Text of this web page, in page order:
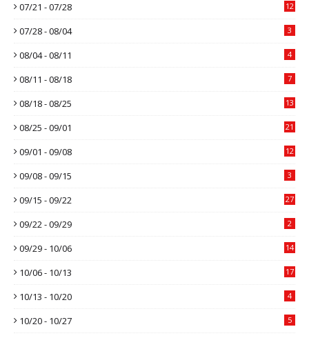
07/21 - 07/28 12
07/28 - 08/04 3
08/04 - 08/11 4
08/11 - 08/18 7
08/18 - 08/25 13
08/25 - 09/01 21
09/01 - 09/08 12
09/08 - 09/15 3
09/15 - 09/22 27
09/22 - 09/29 2
09/29 - 10/06 14
10/06 - 10/13 17
10/13 - 10/20 4
10/20 - 10/27 5